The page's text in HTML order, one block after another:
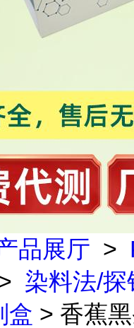
品展厅 >
染料法/探
盒 > 香蕉